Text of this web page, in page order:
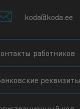
koda@koda.ee
работников
реквизиты